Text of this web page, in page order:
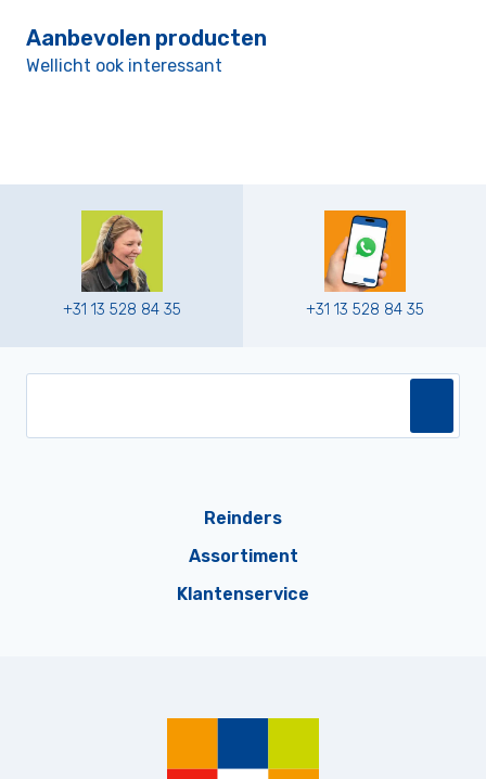
Aanbevolen producten
Wellicht ook interessant
+31 13 528 84 35 +31 13 528 84 35
Reinders
Assortiment
Klantenservice